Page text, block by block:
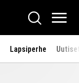
Hae
Lapsiperhe